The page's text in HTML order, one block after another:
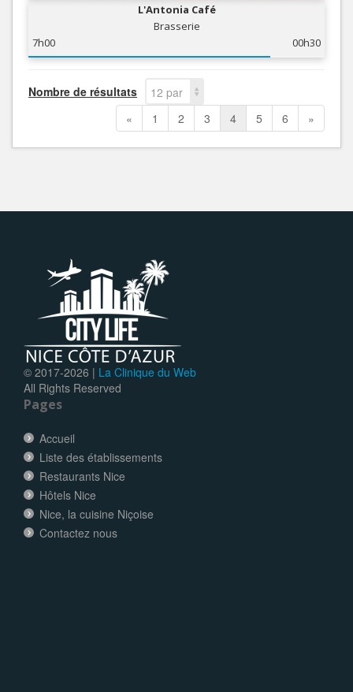
L'Antonia Café
Brasserie
7h00
00h30
Nombre de résultats
12 par
page
« 1 2 3 4 5 6 »
© 2017-2026 | La Clinique du Web
All Rights Reserved
Pages
Accueil
Liste des établissements
Restaurants Nice
Hôtels Nice
Nice, la cuisine Niçoise
Contactez nous